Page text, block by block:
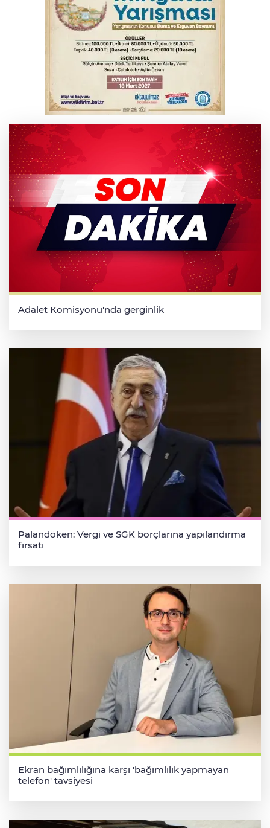
Polisin 'dur' ihtarına uymadı, ceza
duvarına tosladı
Bursa'da yolcu otobüsünün çarptığı
kadın ağır yaralandı
2 katlı 24 kişilik işçi konteynerinde
yangın
Adalet Komisyonu'nda gerginlik
Palandöken: Vergi ve SGK borçlarına yapılandırma
fırsatı
Ekran bağımlılığına karşı 'bağımlılık yapmayan
telefon' tavsiyesi